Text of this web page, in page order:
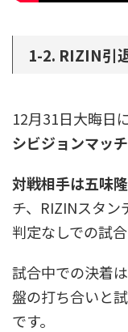
1-2. RIZIN引
12月31日大晦日
シビジョンマッチ
対戦相手は五味
チ、RIZINスタン
判定なしでの試合
試合中での決着
盤の打ち合いと
です。